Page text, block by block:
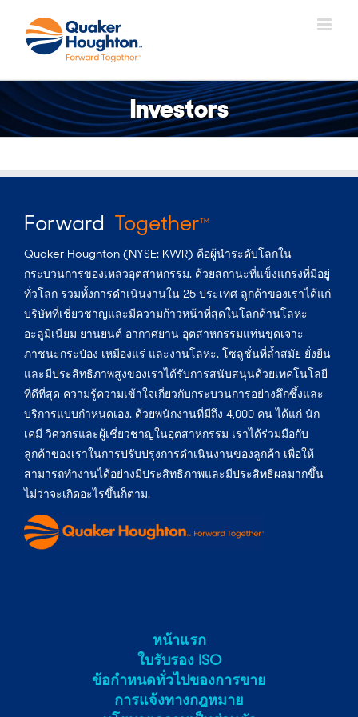
content
Investors
Forward TogetherTM
Quaker Houghton (NYSE: KWR) คือผู้นำระดับโลกใน
กระบวนการของเหลวอุตสาหกรรม. ด้วยสถานะที่แข็งแกร่งที่มีอยู่
ทั่วโลก รวมทั้งการดำเนินงานใน 25 ประเทศ ลูกค้าของเราได้แก่
บริษัทที่เชี่ยวชาญและมีความก้าวหน้าที่สุดในโลกด้านโลหะ
อะลูมิเนียม ยานยนต์ อากาศยาน อุตสาหกรรมแท่นขุดเจาะ
ภาชนะกระป๋อง เหมืองแร่ และงานโลหะ. โซลูชั่นที่ล้ำสมัย ยั่งยืน
และมีประสิทธิภาพสูงของเราได้รับการสนับสนุนด้วยเทคโนโลยี
ที่ดีที่สุด ความรู้ความเข้าใจเกี่ยวกับกระบวนการอย่างลึกซึ้งและ
บริการแบบกำหนดเอง. ด้วยพนักงานที่มีถึง 4,000 คน ได้แก่ นัก
เคมี วิศวกรและผู้เชี่ยวชาญในอุตสาหกรรม เราได้ร่วมมือกับ
ลูกค้าของเราในการปรับปรุงการดำเนินงานของลูกค้า เพื่อให้
สามารถทำงานได้อย่างมีประสิทธิภาพและมีประสิทธิผลมากขึ้น
ไม่ว่าจะเกิดอะไรขึ้นก็ตาม.
หน้าแรก
ใบรับรอง ISO
ข้อกําหนดทั่วไปของการขาย
การแจ้งทางกฎหมาย